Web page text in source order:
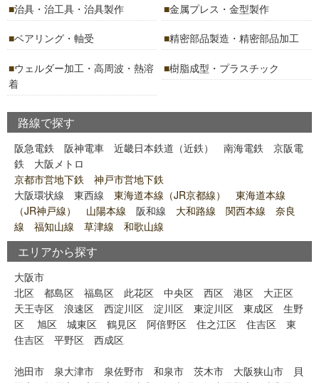
治具・治工具・治具製作 金属プレス・金型製作
ベアリング・軸受 精密部品製造・精密部品加工
ウェルダー加工・高周波・熱溶
着
樹脂成型・プラスチック
路線で探す
阪急電鉄 阪神電車 近畿日本鉄道（近鉄） 南海電鉄
京阪電
鉄
大阪メトロ
京都市営地下鉄 神戸市営地下鉄
大阪環状線
東西線 東海道本線（JR京都線） 東海道本線
（JR神戸線） 山陽本線 阪和線 大和路線 関西本線 奈良
線 福知山線 草津線 和歌山線
エリアから探す
大阪市
北区
都島区 福島区 此花区 中央区 西区 港区
大正区
天王寺区
浪速区 西淀川区 淀川区 東淀川区 東成区
生野
区
旭区 城東区 鶴見区 阿倍野区 住之江区 住吉区
東
住吉区
平野区 西成区
池田市 泉大津市 泉佐野市 和泉市 茨木市 大阪狭山市
貝